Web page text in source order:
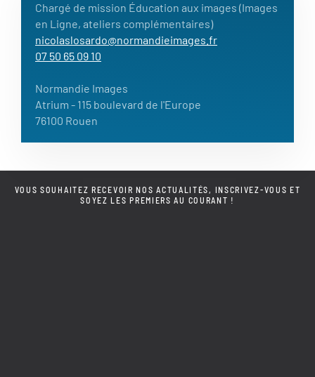
Chargé de mission Éducation aux images (Images
en Ligne, ateliers complémentaires)
nicolaslosardo@normandieimages.fr
07 50 65 09 10
Normandie Images
Atrium - 115 boulevard de l'Europe
76100 Rouen
VOUS SOUHAITEZ RECEVOIR NOS ACTUALITÉS, INSCRIVEZ-VOUS ET
SOYEZ LES PREMIERS AU COURANT !